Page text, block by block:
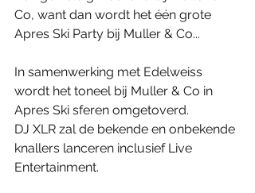
Co, want dan wordt het één grote
Apres Ski Party bij Muller & Co...
In samenwerking met Edelweiss
wordt het toneel bij Muller & Co in
Apres Ski sferen omgetoverd.
DJ XLR zal de bekende en onbekende
knallers lanceren inclusief Live
Entertainment.